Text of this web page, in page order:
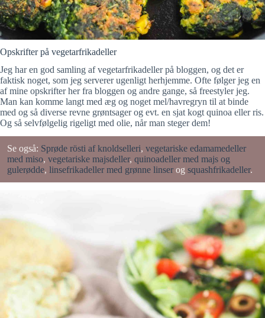
Opskrifter på vegetarfrikadeller
Jeg har en god samling af vegetarfrikadeller på bloggen, og det er
faktisk noget, som jeg serverer ugenligt herhjemme. Ofte følger jeg en
af mine opskrifter her fra bloggen og andre gange, så freestyler jeg.
Man kan komme langt med æg og noget mel/havregryn til at binde
med og så diverse revne grøntsager og evt. en sjat kogt quinoa eller ris.
Og så selvfølgelig rigeligt med olie, når man steger dem!
Se også: Sprøde rösti af knoldselleri, vegetariske edamamedeller
med miso, vegetariske majsdeller, quinoadeller med majs og
gulerødde, linsefrikadeller med grønne linser og squashfrikadeller.